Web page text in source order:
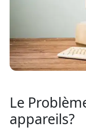
Le
appareils?